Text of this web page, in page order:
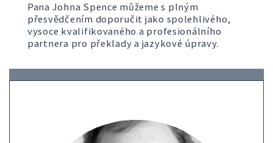
Pana Johna Spence můžeme s plným
přesvědčením doporučit jako spolehlivého,
vysoce kvalifikovaného a profesionálního
partnera pro překlady a jazykové úpravy.